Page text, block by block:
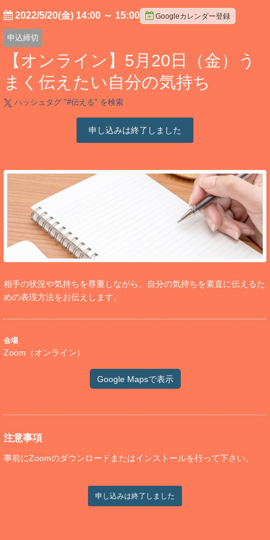
2022/5/20(金) 14:00 ～ 15:00 Googleカレンダー登録
申込締切
【オンライン】5月20日（金）う
まく伝えたい自分の気持ち
ハッシュタグ "#伝える" を検索
申し込みは終了しました
相手の状況や気持ちを尊重しながら、自分の気持ちを素直に伝えるた
めの表現方法をお伝えします。
会場
Zoom（オンライン）
Google Mapsで表示
注意事項
事前にZoomのダウンロードまたはインストールを行って下さい。
申し込みは終了しました